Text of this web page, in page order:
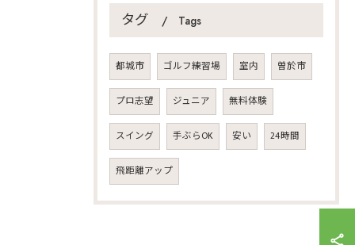
タグ Tags
都城市 ゴルフ練習場 室内 曽於市
プロ志望 ジュニア 無料体験
スイング 手ぶらOK 安い 24時間
飛距離アップ